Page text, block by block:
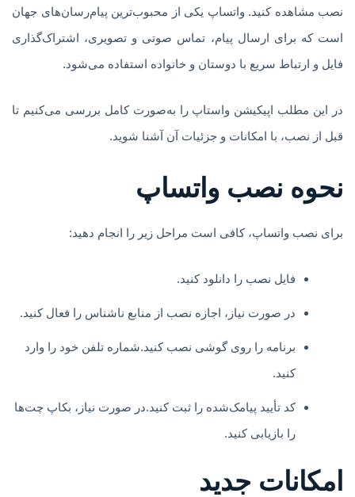
نصب مشاهده کنید. واتساپ یکی از محبوب‌ترین پیام‌رسان‌های جهان
است که برای ارسال پیام، تماس صوتی و تصویری، اشتراک‌گذاری
فایل و ارتباط سریع با دوستان و خانواده استفاده می‌شود.
در این مطلب اپیکیشن واستاپ را به‌صورت کامل بررسی می‌کنیم تا
قبل از نصب، با امکانات و جزئیات آن آشنا شوید.
نحوه نصب واتساپ
برای نصب واتساپ، کافی است مراحل زیر را انجام دهید:
فایل نصب را دانلود کنید.
در صورت نیاز، اجازه نصب از منابع ناشناس را فعال کنید.
برنامه را روی گوشی نصب کنید.شماره تلفن خود را وارد
کنید.
کد تأیید پیامک‌شده را ثبت کنید.در صورت نیاز، بکاپ چت‌ها
را بازیابی کنید.
امکانات جدید